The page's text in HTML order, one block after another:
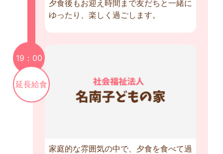
夕食後もお迎え時間まで友だちと一緒に
ゆったり、楽しく過ごします。
19：00
延長給食
家庭的な雰囲気の中で、夕食を食べて過